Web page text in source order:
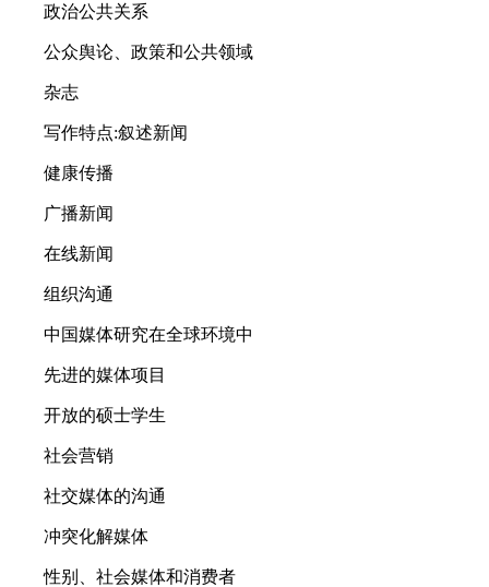
政治公共关系
公众舆论、政策和公共领域
杂志
写作特点:叙述新闻
健康传播
广播新闻
在线新闻
组织沟通
中国媒体研究在全球环境中
先进的媒体项目
开放的硕士学生
社会营销
社交媒体的沟通
冲突化解媒体
性别、社会媒体和消费者